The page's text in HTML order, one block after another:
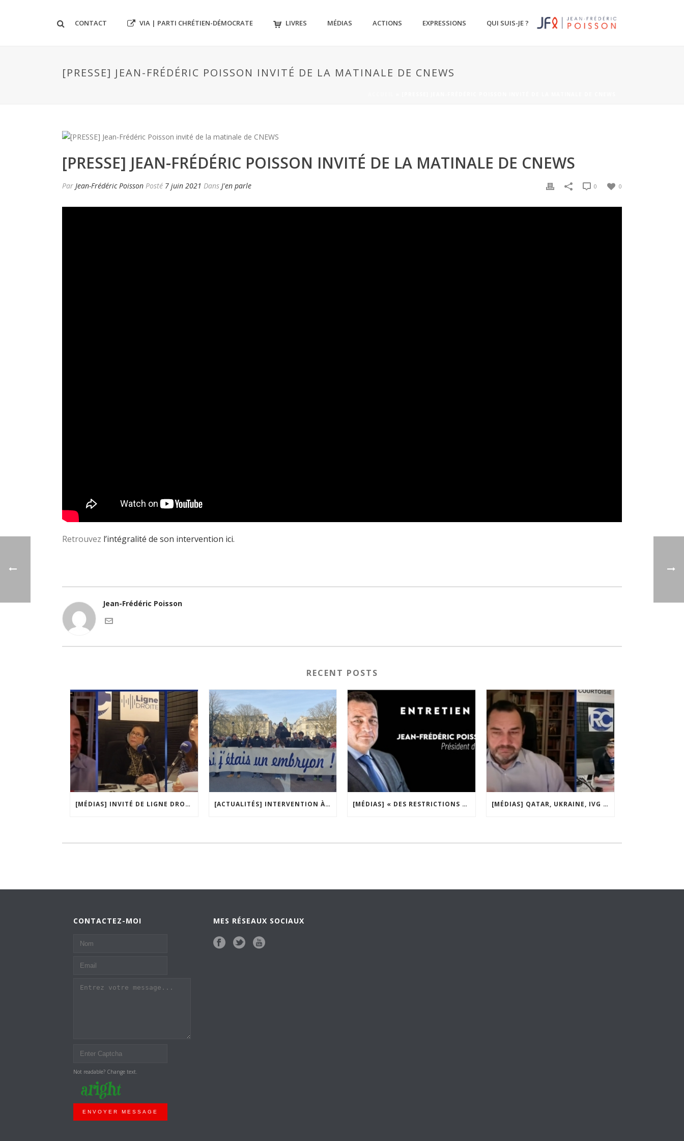
QUI SUIS-JE ?
EXPRESSIONS
ACTIONS
MÉDIAS
LIVRES
VIA | PARTI CHRÉTIEN-DÉMOCRATE
CONTACT
[PRESSE] JEAN-FRÉDÉRIC POISSON INVITÉ DE LA MATINALE DE CNEWS
[PRESSE] JEAN-FRÉDÉRIC POISSON INVITÉ DE LA MATINALE DE CNEWS
Par Jean-Frédéric Poisson Posté 7 juin 2021 Dans J'en parle 0
0
Retrouvez l’intégralité de son intervention ici.
Jean-Frédéric Poisson
RECENT POSTS
[MÉDIAS] INVITÉ DE LIGNE DROITE, LA MATINALE DE RADIO COURTOISIE [ACTUALITÉS] INTERVENTION À LA TRIBUNE DE LA MOBILISATION CONTRE LA CONSTITUTIONNALISATION DE L’IVG [MÉDIAS] « DES RESTRICTIONS S’INSTALLENT PETIT À PETIT DANS NOTRE PAYS » ENTRETIEN AVEC BOULEVARD VOLTAIRE [MÉDIAS] QATAR, UKRAINE, IVG : MACRON MET-IL LA FRANCE EN DANGER ? JF POISSON INVITÉ DE LIGNE DROITE SUR RADIO COURTOISIE
CONTACTEZ-MOI
Not readable? Change text.
ENVOYER MESSAGE
MES RÉSEAUX SOCIAUX